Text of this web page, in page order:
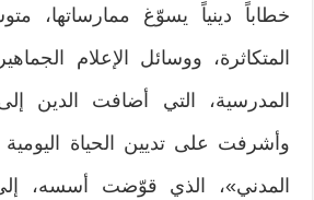
خطاباً دينياً يسوّغ ممارساتها،
المتكاثرة، ووسائل الإعلام
المدرسية، التي أضافت الدين
وأشرفت على تديين الحياة
المدني»، الذي قوّضت أسسه، إلى